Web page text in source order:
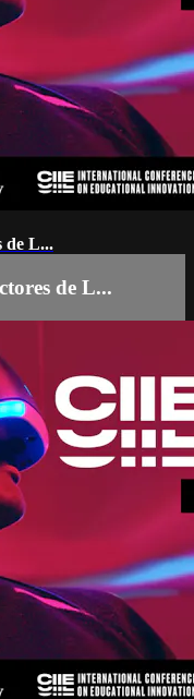
de L...
de L...